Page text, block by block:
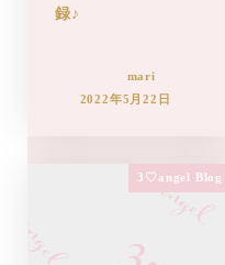
録♪
mari
2022年5月22日
3♡angel Blog